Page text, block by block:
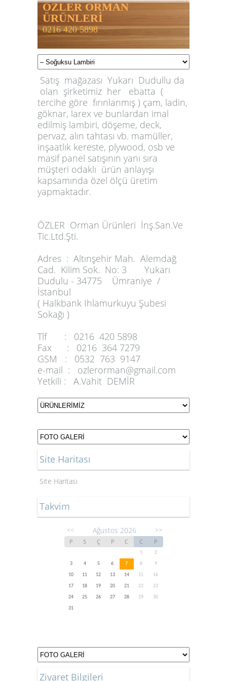
ÖZLER ORMAN
ÜRÜNLERİ
0216 420 5898
Satış mağazası Yukarı Dudullu da
olan şirketimiz her ebatta (
tercihe göre fırınlanmış ) çam, ladin,
göknar, larex ve bunlardan imal
edilmiş lambiri, döşeme, deck,
pervaz, alın tahtası vb. mamüller,
inşaatlık kereste, plywood, osb ve
masif panel satışının yanı sıra
müşteri odaklı ürün anlayışı
kapsamında özel ölçü üretim
yapmaktadır.
ÖZLER Orman Ürünleri İnş.San.Ve
Tic.Ltd.Şti.
Adres : Altınşehir Mah. Alemdağ
Cad. Kilim Sok. No: 3 Yukarı
Dudulu - 34775 Ümraniye /
İstanbul
( Halkbank Ihlamurkuyu Şubesi
Sokağı )
Tlf :
0216 420 5898
Fax :
0216 364 7279
GSM :
0532 763 9147
e-mail :
ozlerorman@gmail.com
Yetkili :
A.Vahit DEMİR
Site Haritası
Site Haritası
Takvim
<< Ağustos 2026 >>
P S Ç P C C P
1
2
3
4 5 6 7 8
9
10
11 12 13 14 15
16
17
18 19 20 21 22
23
24
25 26 27 28 29
30
31
Ziyaret Bilgileri